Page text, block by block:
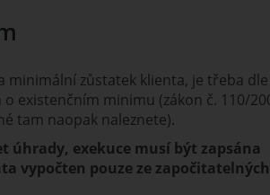
minimální zůstatek klienta, je třeba dle
existenčním minimu (zákon č. 110/
tam naopak naleznete).
úhrady, exekuce musí být zapsána
vypočten pouze ze započitatelných